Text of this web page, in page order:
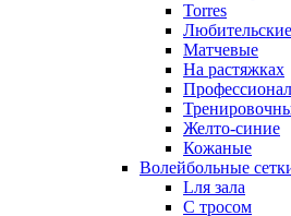
Torres
Любительские
Матчевые
На растяжках
Желто-синие
Кожаные
Волейбольные
Lля зала
C тросом